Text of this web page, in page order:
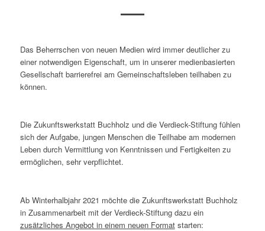
Das Beherrschen von neuen Medien wird immer deutlicher zu
einer notwendigen Eigenschaft, um in unserer medienbasierten
Gesellschaft barrierefrei am Gemeinschaftsleben teilhaben zu
können.
Die Zukunftswerkstatt Buchholz und die Verdieck-Stiftung fühlen
sich der Aufgabe, jungen Menschen die Teilhabe am modernen
Leben durch Vermittlung von Kenntnissen und Fertigkeiten zu
ermöglichen, sehr verpflichtet.
Ab Winterhalbjahr 2021 möchte die Zukunftswerkstatt Buchholz
in Zusammenarbeit mit der Verdieck-Stiftung dazu ein
zusätzliches Angebot in einem neuen Formatstarten: